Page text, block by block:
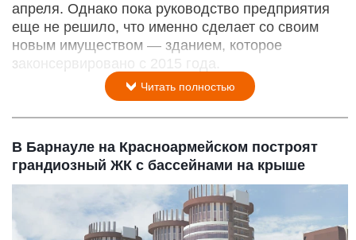
апреля. Однако пока руководство предприятия
еще не решило, что именно сделает со своим
новым имуществом — зданием, которое
законсервировано с 2015 года.
Читать полностью
В Барнауле на Красноармейском построят
грандиозный ЖК с бассейнами на крыше